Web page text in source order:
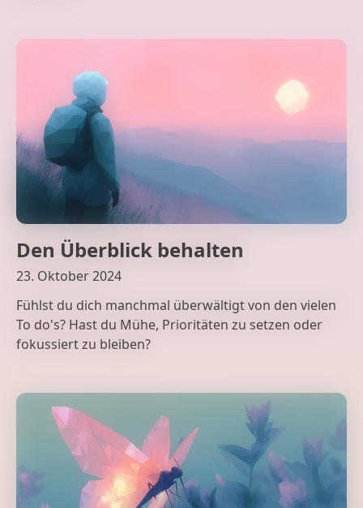
Den Überblick behalten
23. Oktober 2024
Fühlst du dich manchmal überwältigt von den vielen
To do's? Hast du Mühe, Prioritäten zu setzen oder
fokussiert zu bleiben?